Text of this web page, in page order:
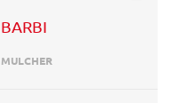
BARBI
MULCHER